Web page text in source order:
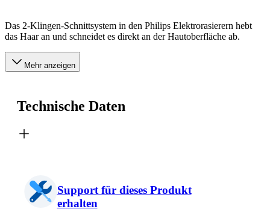
Das 2-Klingen-Schnittsystem in den Philips Elektrorasierern hebt
das Haar an und schneidet es direkt an der Hautoberfläche ab.
Mehr anzeigen
Technische Daten
Support für dieses Produkt
erhalten